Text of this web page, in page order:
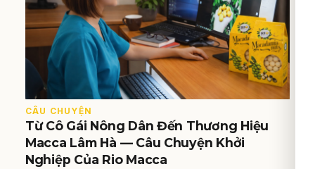
CÂU CHUYỆN
Từ Cô Gái Nông Dân Đến Thương Hiệu
Macca Lâm Hà — Câu Chuyện Khởi
Nghiệp Của Rio Macca